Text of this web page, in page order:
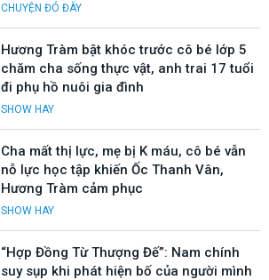
CHUYỆN ĐÓ ĐÂY
Hương Tràm bật khóc trước cô bé lớp 5
chăm cha sống thực vật, anh trai 17 tuổi
đi phụ hồ nuôi gia đình
SHOW HAY
Cha mất thị lực, mẹ bị K máu, cô bé vẫn
nỗ lực học tập khiến Ốc Thanh Vân,
Hương Tràm cảm phục
SHOW HAY
“Hợp Đồng Từ Thượng Đế”: Nam chính
suy sụp khi phát hiện bố của người mình